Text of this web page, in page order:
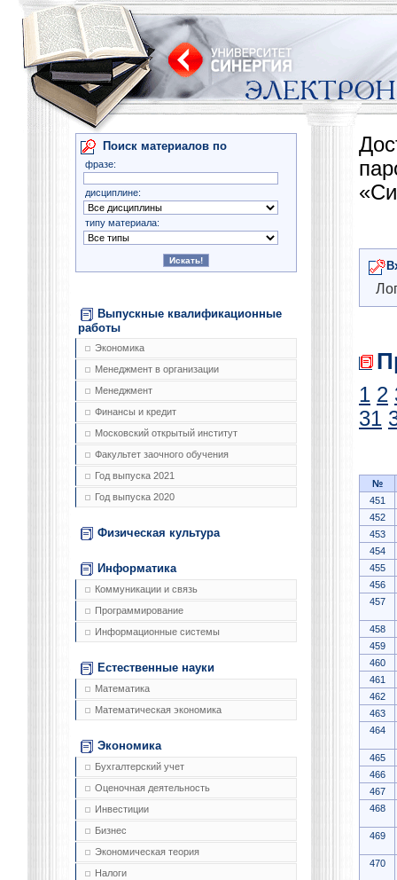
Поиск материалов по
фразе:
дисциплине:
типу материала:
Выпускные квалификационные
работы
Экономика
Менеджмент в организации
Менеджмент
Финансы и кредит
Московский открытый институт
Факультет заочного обучения
Год выпуска 2021
Год выпуска 2020
Физическая культура
Информатика
Коммуникации и связь
Программирование
Информационные системы
Естественные науки
Математика
Математическая экономика
Экономика
Бухгалтерский учет
Оценочная деятельность
Инвестиции
Бизнес
Экономическая теория
Налоги
1 2
31
№
451
452
453
454
455
456
457
458
459
460
461
462
463
464
465
466
467
468
469
470